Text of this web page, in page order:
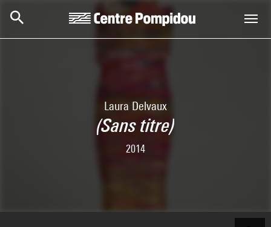
Centre Pompidou
Laura Delvaux
(Sans titre)
2014